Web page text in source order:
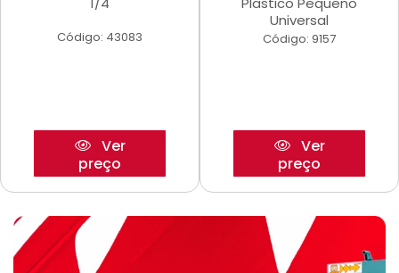
Código: 43083
Ver
preço
Universal
Código: 9157
Ver
preço